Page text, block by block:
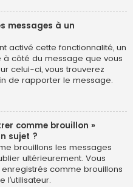
messages à un
activé cette fonctionnalité, un
côté du message que vous
celui-ci, vous trouverez
de rapporter le message.
comme brouillon »
sujet ?
brouillons les messages
ultérieurement. Vous
comme brouillons